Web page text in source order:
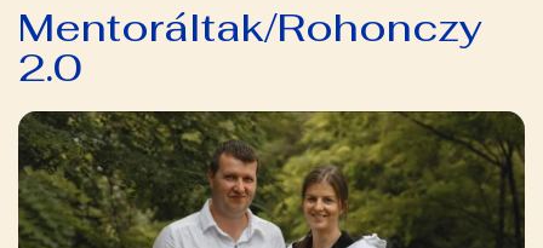
Mentoráltak/Rohonczy
2.0